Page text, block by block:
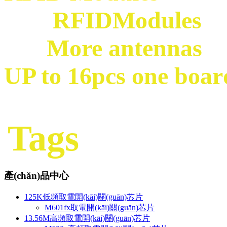
RFIDModules
More antennas
UP to 16pcs one
Tags
產(chǎn)品中心
125K低頻取電開(kāi)關(guān)芯片
M601fx取電開(kāi)關(guān)芯片
13.56M高頻取電開(kāi)關(guān)芯片